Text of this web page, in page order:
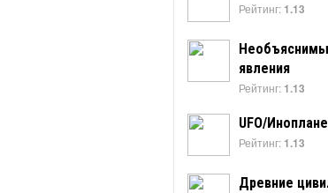
Рейтинг: 1.13
явления
Рейтинг: 1.13
UFO/
Рейтинг: 1.13
Древние